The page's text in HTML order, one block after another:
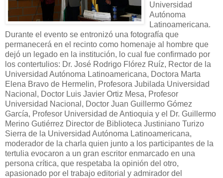
Universidad
Autónoma
Latinoamericana.
Durante el evento se entronizó una fotografía que
permanecerá en el recinto como homenaje al hombre que
dejó un legado en la institución, lo cual fue confirmado por
los contertulios: Dr. José Rodrigo Flórez Ruíz, Rector de la
Universidad Autónoma Latinoamericana, Doctora Marta
Elena Bravo de Hermelin, Profesora Jubilada Universidad
Nacional, Doctor Luis Javier Ortiz Mesa, Profesor
Universidad Nacional, Doctor Juan Guillermo Gómez
García, Profesor Universidad de Antioquia y el Dr. Guillermo
Merino Gutiérrez Director de Biblioteca Justiniano Turizo
Sierra de la Universidad Autónoma Latinoamericana,
moderador de la charla quien junto a los participantes de la
tertulia evocaron a un gran escritor enmarcado en una
persona crítica, que respetaba la opinión del otro,
apasionado por el trabajo editorial y admirador del